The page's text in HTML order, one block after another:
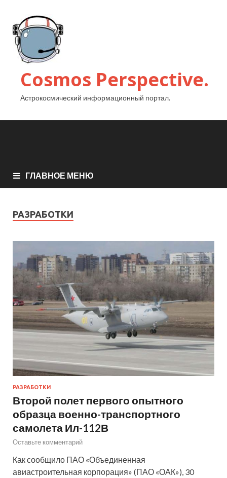
Cosmos Perspective.
Астрокосмический информационный портал.
ГЛАВНОЕ МЕНЮ
РАЗРАБОТКИ
РАЗРАБОТКИ
Второй полет первого опытного
образца военно-транспортного
самолета Ил-112В
Оставьте комментарий
Как сообщило ПАО «Объединенная
авиастроительная корпорация» (ПАО «ОАК»), 30